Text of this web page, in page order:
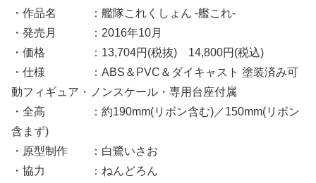
・作品名 ：艦隊これくしょん ‐艦これ‐
・発売月 ：2016年10月
・価格 ：13,704円(税抜) 14,800円(税込)
・仕様 ：ABS＆PVC＆ダイキャスト 塗装済み可
動フィギュア・ノンスケール・専用台座付属
・全高 ：約190mm(リボン含む)／150mm(リボン
含まず)
・原型制作 ：白鷺いさお
・協力 ：ねんどろん